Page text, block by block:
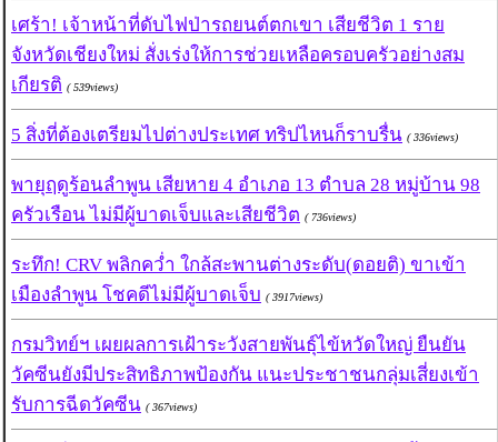
เศร้า! เจ้าหน้าที่ดับไฟป่ารถยนต์ตกเขา เสียชีวิต 1 ราย
จังหวัดเชียงใหม่ สั่งเร่งให้การช่วยเหลือครอบครัวอย่างสม
เกียรติ ( 539views)
5 สิ่งที่ต้องเตรียมไปต่างประเทศ ทริปไหนก็ราบรื่น ( 336views)
พายุฤดูร้อนลำพูน เสียหาย 4 อำเภอ 13 ตำบล 28 หมู่บ้าน 98
ครัวเรือน ไม่มีผู้บาดเจ็บและเสียชีวิต ( 736views)
ระทึก! CRV พลิกคว่ำ ใกล้สะพานต่างระดับ(ดอยติ) ขาเข้า
เมืองลำพูน โชคดีไม่มีผู้บาดเจ็บ ( 3917views)
กรมวิทย์ฯ เผยผลการเฝ้าระวังสายพันธุ์ไข้หวัดใหญ่ ยืนยัน
วัคซีนยังมีประสิทธิภาพป้องกัน แนะประชาชนกลุ่มเสี่ยงเข้า
รับการฉีดวัคซีน ( 367views)